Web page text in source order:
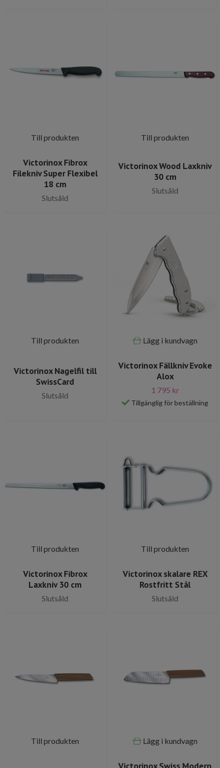
Till produkten
Victorinox Fibrox
Filekniv Super Flexibel
18 cm
Slutsåld
Till produkten
Victorinox Wood Laxkniv
30 cm
Slutsåld
Till produkten
Victorinox Nagelfil till
SwissCard
Slutsåld
Lägg i kundvagn
Victorinox Fällkniv Evoke
Alox
1 795 kr
Tillgänglig för beställning
Till produkten
Victorinox Fibrox
Laxkniv 30 cm
Slutsåld
Till produkten
Victorinox skalare REX
Rostfritt Stål
Slutsåld
Till produkten Lägg i kundvagn
Victorinox Swiss Modern